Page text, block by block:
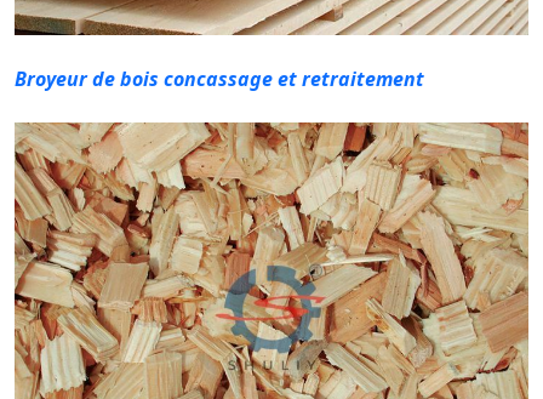
Broyeur de bois concassage et retraitement